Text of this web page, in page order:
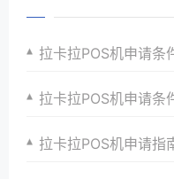
拉卡拉POS机申请条
拉卡拉POS机申请条
拉卡拉POS机申请指南